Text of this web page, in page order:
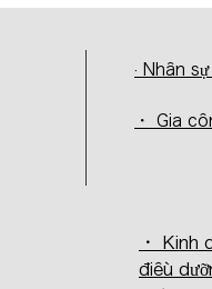
· Nhân
・ Gia
・ Kinh
điều